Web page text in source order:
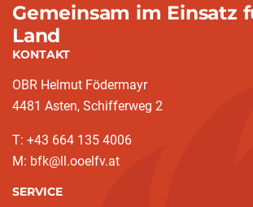
Gemeinsam im Einsatz
Land
KONTAKT
OBR Helmut Födermayr
4481 Asten, Schifferweg 2
T: +43 664 135 4006
M: bfk@ll.ooelfv.at
SERVICE